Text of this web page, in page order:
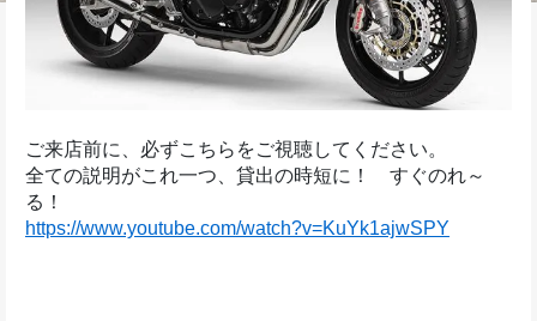
ご来店前に、必ずこちらをご視聴してください。
全ての説明がこれ一つ、貸出の時短に！　すぐのれ～
る！
https://www.youtube.com/watch?v=KuYk1ajwSPY